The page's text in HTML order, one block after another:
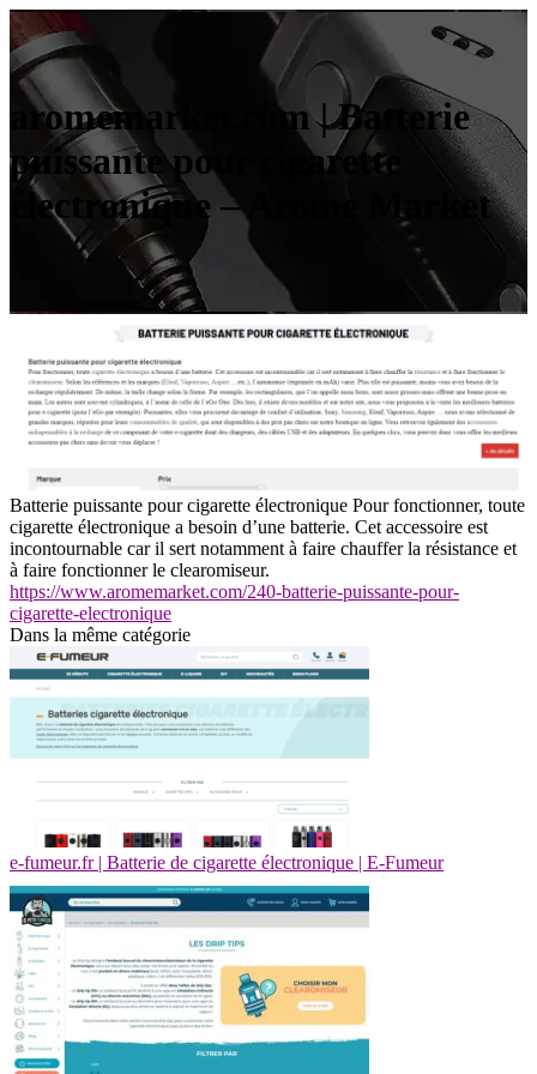
aromemarket.com | Batterie
puissante pour cigarette
électronique – Arome Market
Batterie puissante pour cigarette électronique Pour fonctionner, toute
cigarette électronique a besoin d’une batterie. Cet accessoire est
incontournable car il sert notamment à faire chauffer la résistance et
à faire fonctionner le clearomiseur.
https://www.aromemarket.com/240-batterie-puissante-pour-
cigarette-electronique
Dans la même catégorie
e-fumeur.fr | Batterie de cigarette électronique | E-Fumeur